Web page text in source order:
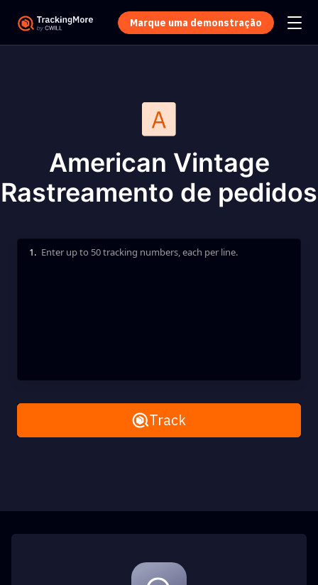
Marque uma demonstração
American Vintage
Rastreamento de pedidos
Enter up to 50 tracking numbers, each per line.
1.
Remove AllTrack